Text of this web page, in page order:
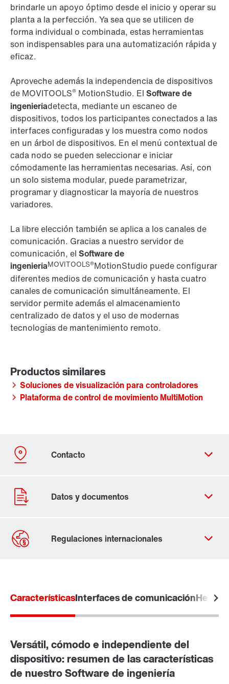
brindarle un apoyo óptimo desde el inicio y operar su
planta a la perfección. Ya sea que se utilicen de
forma individual o combinada, estas herramientas
son indispensables para una automatización rápida y
eficaz.
Aproveche además la independencia de dispositivos
de MOVITOOLS® MotionStudio. El Software de
ingenieríadetecta, mediante un escaneo de
dispositivos, todos los participantes conectados a las
interfaces configuradas y los muestra como nodos
en un árbol de dispositivos. En el menú contextual de
cada nodo se pueden seleccionar e iniciar
cómodamente las herramientas necesarias. Así, con
un solo sistema modular, puede parametrizar,
programar y diagnosticar la mayoría de nuestros
variadores.
La libre elección también se aplica a los canales de
comunicación. Gracias a nuestro servidor de
comunicación, el Software de
ingenieríaMOVITOOLS®MotionStudio puede configurar
diferentes medios de comunicación y hasta cuatro
canales de comunicación simultáneamente. El
servidor permite además el almacenamiento
centralizado de datos y el uso de modernas
tecnologías de mantenimiento remoto.
Soluciones de visualización para controladores
Plataforma de control de movimiento MultiMotion
CaracterísticasInterfaces de comunicación
Versátil, cómodo e independiente del
dispositivo: resumen de las características
de nuestro Software de ingeniería